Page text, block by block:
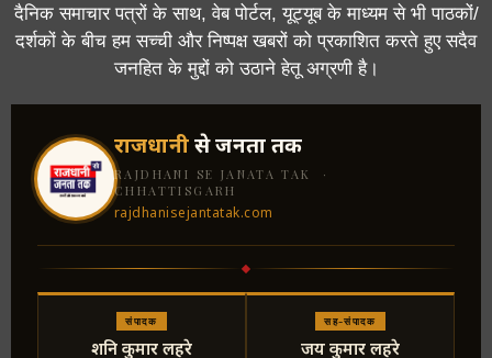
दैनिक समाचार पत्रों के साथ, वेब पोर्टल, यूट्यूब के माध्यम से भी पाठकों/
दर्शकों के बीच हम सच्ची और निष्पक्ष खबरों को प्रकाशित करते हुए सदैव
जनहित के मुद्दों को उठाने हेतू अग्रणी है।
राजधानीसे जनता तक
RAJDHANI SE JANATA TAK ·
CHHATTISGARH
rajdhanisejantatak.com
संपादक
शनि कुमार लहरे
सह-संपादक
जय कुमार लहरे